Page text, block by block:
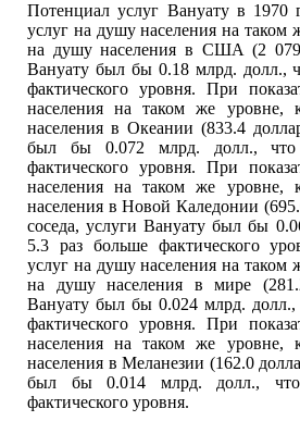
Потенциал услуг Вануату в 1970
услуг на душу населения на таком
на душу населения в США (2
Вануату был бы 0.18 млрд. долл.,
фактического уровня. При
населения на таком же уровне,
населения в Океании (833.4
был бы 0.072 млрд. долл.,
фактического уровня. При
населения на таком же уровне,
населения в Новой Каледонии
соседа, услуги Вануату был бы
5.3 раз больше фактического
услуг на душу населения на таком
на душу населения в мире
Вануату был бы 0.024 млрд. долл.,
фактического уровня. При
населения на таком же уровне,
населения в Меланезии (162.0
был бы 0.014 млрд. долл.,
фактического уровня.